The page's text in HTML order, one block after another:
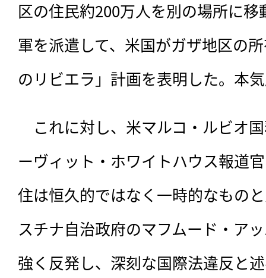
区の住民約200万人を別の場所に
軍を派遣して、米国がガザ地区の
のリビエラ」計画を表明した。本
これに対し、米マルコ・ルビオ
ーヴィット・ホワイトハウス報道
住は恒久的ではなく一時的なもの
スチナ自治政府のマフムード・ア
強く反発し、深刻な国際法違反と